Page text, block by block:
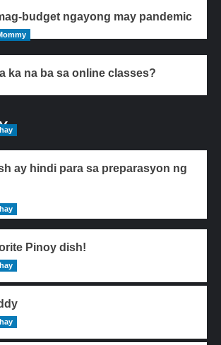
budget ngayong may pandemic
ka na ba sa online classes?
ay hindi para sa preparasyon ng
Pinoy dish!